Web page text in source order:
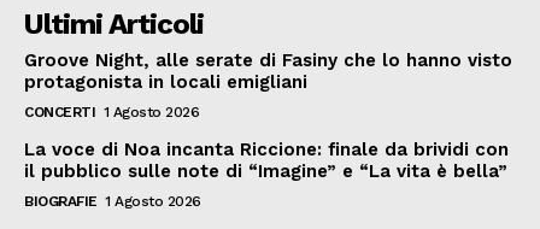
Ultimi Articoli
Groove Night, alle serate di Fasiny che lo hanno visto
protagonista in locali emigliani
CONCERTI 1 Agosto 2026
La voce di Noa incanta Riccione: finale da brividi con
il pubblico sulle note di “Imagine” e “La vita è bella”
BIOGRAFIE 1 Agosto 2026